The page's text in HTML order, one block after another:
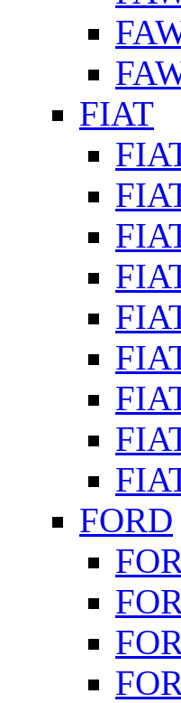
FIAT
FORD